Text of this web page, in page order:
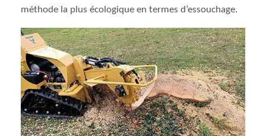
méthode la plus écologique en termes d’essouchage.